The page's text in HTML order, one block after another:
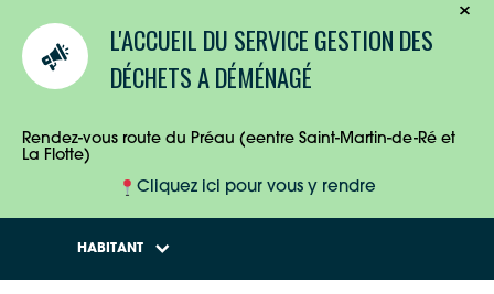
L'ACCUEIL DU SERVICE GESTION DES
DÉCHETS A DÉMÉNAGÉ
Rendez-vous route du Préau (eentre Saint-Martin-de-Ré et
La Flotte)
Cliquez ici pour vous y rendre
HABITANT
ENTREPRISES